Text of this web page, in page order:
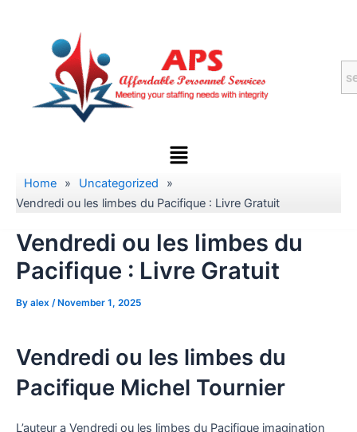
Menu
Home » Uncategorized
»
Vendredi ou les limbes du Pacifique : Livre Gratuit
Vendredi ou les limbes du
Pacifique : Livre Gratuit
By alex / November 1, 2025
Vendredi ou les limbes du
Pacifique Michel Tournier
L’auteur a Vendredi ou les limbes du Pacifique imagination